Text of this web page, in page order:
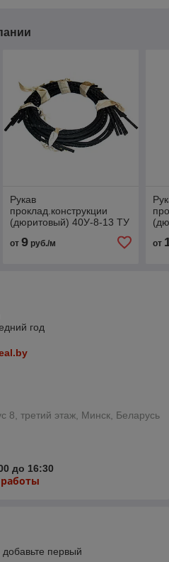
Рукав
проклад.конструкции
(дюритовый) 40У-8-13 ТУ
от 9руб./м от
год
8, третий этаж, Минск, Беларусь
до 16:30
первый